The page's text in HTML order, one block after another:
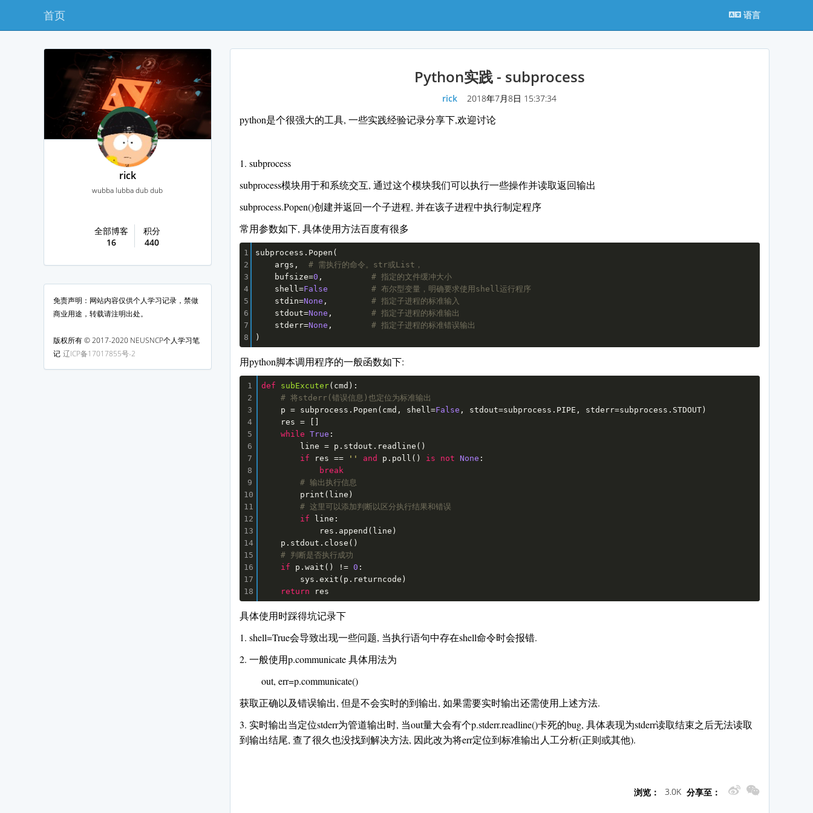
首页 语言
rick
wubba lubba dub dub
全部博客
16
积分
440
免责声明：网站内容仅供个人学习记录，禁做
商业用途，转载请注明出处。
版权所有 © 2017-2020 NEUSNCP个人学习笔
记 辽ICP备17017855号-2
Python实践 - subprocess
rick 2018年7月8日 15:37:34
python是个很强大的工具, 一些实践经验记录分享下,欢迎讨论
1. subprocess
subprocess模块用于和系统交互, 通过这个模块我们可以执行一些操作并读取返回输出
subprocess.Popen()创建并返回一个子进程, 并在该子进程中执行制定程序
常用参数如下, 具体使用方法百度有很多
subprocess.Popen(
    args,
# 需执行的命令。str或List，
    bufsize=
0 , # 指定的文件缓冲大小
    shell=
False
# 布尔型变量，明确要求使用shell运行程序
    stdin=
None , # 指定子进程的标准输入
    stdout=
None , # 指定子进程的标准输出
    stderr=
None , # 指定子进程的标准错误输出
)
1
2
3
4
5
6
7
8
用python脚本调用程序的一般函数如下:
def subExcuter(cmd) :
# 将stderr(错误信息)也定位为标准输出
    p = subprocess.Popen(cmd, shell=
False , stdout=subprocess.PIPE, stderr=subprocess.STDOUT)
while True :
if res == '' and p.poll() is not None :
break
# 输出执行信息
# 这里可以添加判断以区分执行结果和错误
if line:
# 判断是否执行成功
if p.wait() != 0 :
return res
1
2
3
4
5
6
7
8
9
10
11
12
13
14
15
16
17
18
具体使用时踩得坑记录下
1. shell=True会导致出现一些问题, 当执行语句中存在shell命令时会报错.
2. 一般使用p.communicate 具体用法为
out, err=p.communicate()
获取正确以及错误输出, 但是不会实时的到输出, 如果需要实时输出还需使用上述方法.
3. 实时输出当定位stderr为管道输出时, 当out量大会有个p.stderr.readline()卡死的bug, 具体表现为stderr读取结束之后无法读取
到输出结尾, 查了很久也没找到解决方法, 因此改为将err定位到标准输出人工分析(正则或其他).
浏览： 3.0K 分享至：